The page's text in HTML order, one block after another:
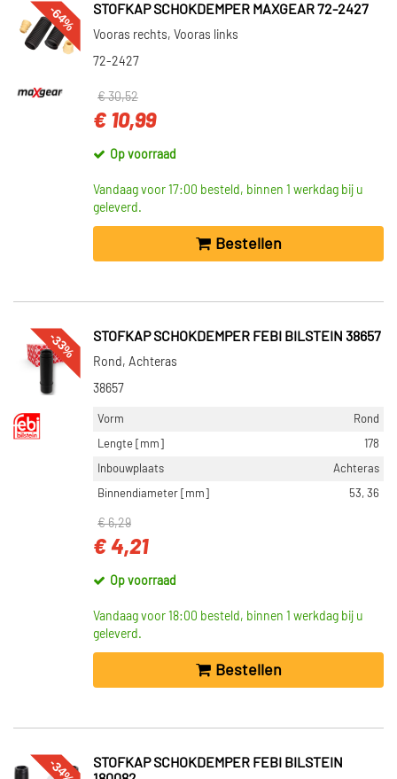
-64% STOFKAP SCHOKDEMPER MAXGEAR 72-2427
Vooras rechts, Vooras links
72-2427
€ 30,52
€ 10,99
Op voorraad
Vandaag voor 17:00 besteld, binnen 1 werkdag bij u
geleverd.
Bestellen
-33% STOFKAP SCHOKDEMPER FEBI BILSTEIN 38657
Rond, Achteras
38657
Vorm
Rond
Lengte [mm]
178
Inbouwplaats
Achteras
Binnendiameter [mm]
53, 36
€ 6,29
€ 4,21
Op voorraad
Vandaag voor 18:00 besteld, binnen 1 werkdag bij u
geleverd.
Bestellen
-34%
STOFKAP SCHOKDEMPER FEBI BILSTEIN